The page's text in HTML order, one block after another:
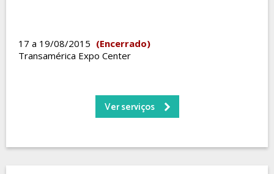
17 a 19/08/2015 (Encerrado)
Transamérica Expo Center
Ver serviços